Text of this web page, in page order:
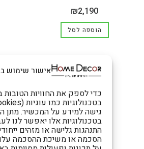
אישור שימוש
כדי לספק את החוויות
גישה למידע על המכשיר. מתן
בטכנולוגיות אלו יאפשר לנו
התנהגות גלישה או מזהים
הסכמה או משיכת ההסכמה
₪2,190
הוספה לסל